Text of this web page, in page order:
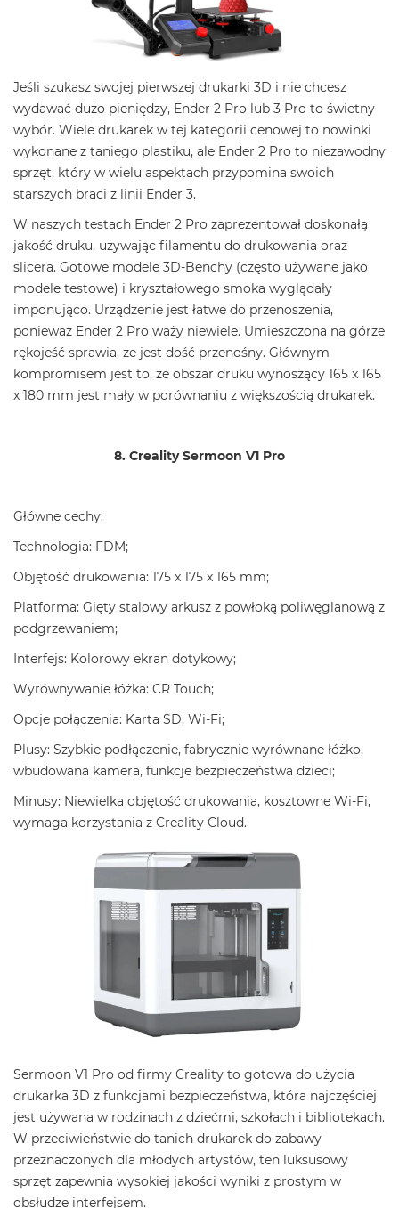
Jeśli szukasz swojej pierwszej drukarki 3D i nie chcesz
wydawać dużo pieniędzy, Ender 2 Pro lub 3 Pro to świetny
wybór. Wiele drukarek w tej kategorii cenowej to nowinki
wykonane z taniego plastiku, ale Ender 2 Pro to niezawodny
sprzęt, który w wielu aspektach przypomina swoich
starszych braci z linii Ender 3.
W naszych testach Ender 2 Pro zaprezentował doskonałą
jakość druku, używając filamentu do drukowania oraz
slicera. Gotowe modele 3D-Benchy (często używane jako
modele testowe) i kryształowego smoka wyglądały
imponująco. Urządzenie jest łatwe do przenoszenia,
ponieważ Ender 2 Pro waży niewiele. Umieszczona na górze
rękojeść sprawia, że jest dość przenośny. Głównym
kompromisem jest to, że obszar druku wynoszący 165 x 165
x 180 mm jest mały w porównaniu z większością drukarek.
8. Creality Sermoon V1 Pro
Główne cechy:
Technologia: FDM;
Objętość drukowania: 175 x 175 x 165 mm;
Platforma: Gięty stalowy arkusz z powłoką poliwęglanową z
podgrzewaniem;
Interfejs: Kolorowy ekran dotykowy;
Wyrównywanie łóżka: CR Touch;
Opcje połączenia: Karta SD, Wi-Fi;
Plusy: Szybkie podłączenie, fabrycznie wyrównane łóżko,
wbudowana kamera, funkcje bezpieczeństwa dzieci;
Minusy: Niewielka objętość drukowania, kosztowne Wi-Fi,
wymaga korzystania z Creality Cloud.
Sermoon V1 Pro od firmy Creality to gotowa do użycia
drukarka 3D z funkcjami bezpieczeństwa, która najczęściej
jest używana w rodzinach z dziećmi, szkołach i bibliotekach.
W przeciwieństwie do tanich drukarek do zabawy
przeznaczonych dla młodych artystów, ten luksusowy
sprzęt zapewnia wysokiej jakości wyniki z prostym w
obsłudze interfejsem.